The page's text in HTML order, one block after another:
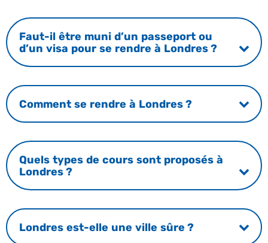
Faut-il être muni d’un passeport ou
d’un visa pour se rendre à Londres ?
Comment se rendre à Londres ?
Quels types de cours sont proposés à
Londres ?
Londres est-elle une ville sûre ?